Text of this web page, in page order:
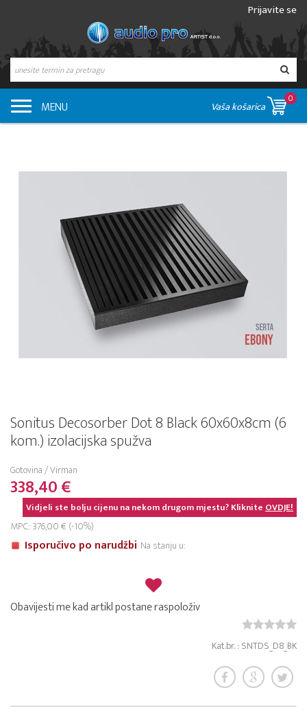
Prijavite se
MENU Vaša košarica
0
Sonitus Decosorber Dot 8 Black 60x60x8cm (6
kom.) izolacijska spužva
Gotovina / Virman
338,40 €
Vidjeli ste bolju cijenu na nekom drugom mjestu? KlikniteOVDJE!
MPC: 376,00 € (-10%)
Isporučivo po narudžbi Na stanju u:
Obavijesti me kad artikl postane raspoloživ
Kat.br. : SNTDS_D8_BK